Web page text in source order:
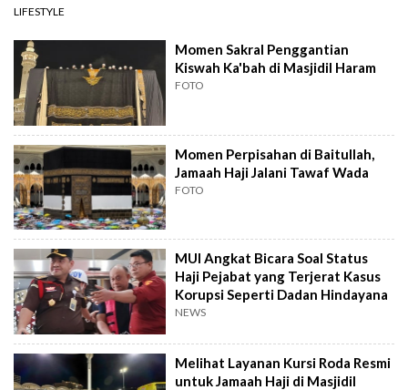
LIFESTYLE
Momen Sakral Penggantian
Kiswah Ka'bah di Masjidil Haram
FOTO
Momen Perpisahan di Baitullah,
Jamaah Haji Jalani Tawaf Wada
FOTO
MUI Angkat Bicara Soal Status
Haji Pejabat yang Terjerat Kasus
Korupsi Seperti Dadan Hindayana
NEWS
Melihat Layanan Kursi Roda Resmi
untuk Jamaah Haji di Masjidil